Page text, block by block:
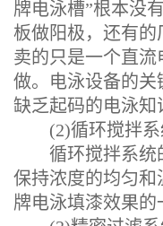
牌电泳槽”根本没
板做阳极，还有的
卖的只是一个直
做。电泳设备的关
缺乏起码的电泳
(2)循环搅拌系
循环搅拌系统
保持浓度的均匀和
牌电泳填漆效果的